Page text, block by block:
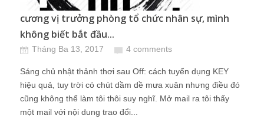
cương vị trưởng phòng tổ chức nhân sự, mình
không biết bắt đầu...
Tháng Ba 13, 2017 4 comments
Sáng chủ nhật thảnh thơi sau Off: cách tuyển dụng KEY
hiệu quả, tuy trời có chút dầm dề mưa xuân nhưng điều đó
cũng không thể làm tôi thôi suy nghĩ. Mở mail ra tôi thấy
một mail với nội dung trao đổi...